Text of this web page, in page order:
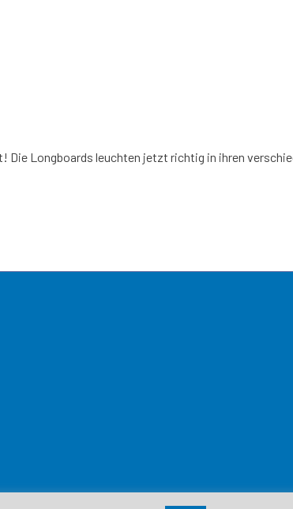
Die Longboards leuchten jetzt richtig in ihren